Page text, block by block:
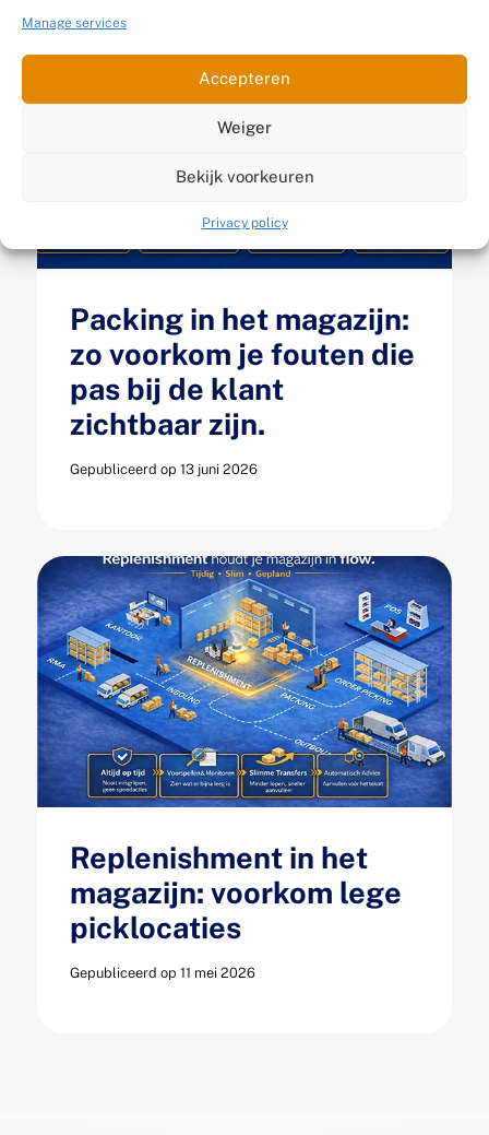
Manage services
Accepteren
Weiger
Bekijk voorkeuren
Privacy policy
Packing in het magazijn:
zo voorkom je fouten die
pas bij de klant
zichtbaar zijn.
Gepubliceerd op 13 juni 2026
Replenishment in het
magazijn: voorkom lege
picklocaties
Gepubliceerd op 11 mei 2026